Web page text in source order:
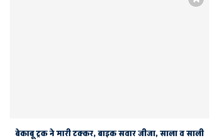
बेकाबू ट्रक ने मारी टक्कर, बाइक सवार जीजा, साला व साली